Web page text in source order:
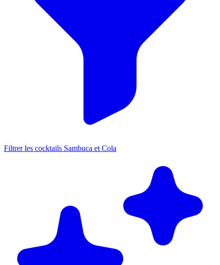
Filtrer les cocktails Sambuca et Cola